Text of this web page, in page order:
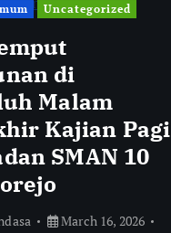
Uncategorized
di
Malam
Kajian Pagi
SMAN 10
March 16, 2026